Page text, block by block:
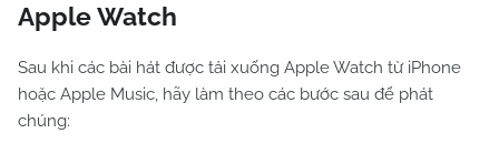
Apple Watch
Sau khi các bài hát được tải xuống Apple Watch từ iPhone
hoặc Apple Music, hãy làm theo các bước sau để phát
chúng: